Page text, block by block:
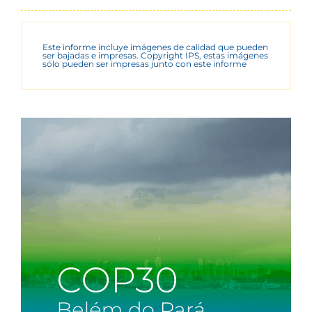
Este informe incluye imágenes de calidad que pueden
ser bajadas e impresas. Copyright IPS, estas imágenes
sólo pueden ser impresas junto con este informe